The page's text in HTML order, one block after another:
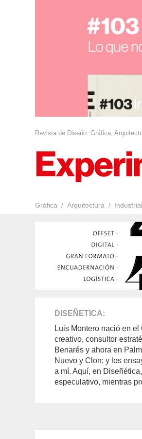
Revista de Diseño. Gráfica,
Gráfica Arquitectura Industrial
DISEÑETICA
Luis Montero nació en
creativo, consultor
Benarés y ahora en
Nuevo y Clon; y los
a mí. Aquí, en
especulativo, mientras